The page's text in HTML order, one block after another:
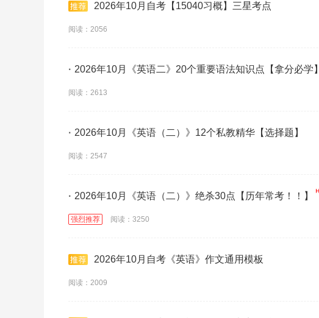
2026年10月自考【15040习概】三星考点
阅读：2056
· 2026年10月《英语二》20个重要语法知识点【拿分必学】
阅读：2613
· 2026年10月《英语（二）》12个私教精华【选择题】
阅读：2547
· 2026年10月《英语（二）》绝杀30点【历年常考！！】
强烈推荐 阅读：3250
2026年10月自考《英语》作文通用模板
阅读：2009